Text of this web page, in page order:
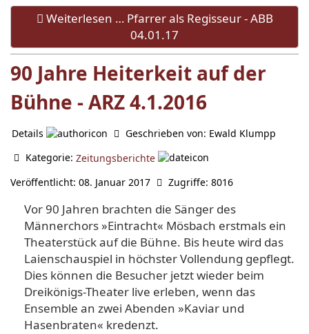
Weiterlesen … Pfarrer als Regisseur - ABB
04.01.17
90 Jahre Heiterkeit auf der
Bühne - ARZ 4.1.2016
Details Geschrieben von: Ewald Klumpp
Kategorie: Zeitungsberichte
Veröffentlicht: 08. Januar 2017
Zugriffe: 8016
Vor 90 Jahren brachten die Sänger des
Männerchors »Eintracht« Mösbach erstmals ein
Theaterstück auf die Bühne. Bis heute wird das
Laienschauspiel in höchster Vollendung gepflegt.
Dies können die Besucher jetzt wieder beim
Dreikönigs-Theater live erleben, wenn das
Ensemble an zwei Abenden »Kaviar und
Hasenbraten« kredenzt.